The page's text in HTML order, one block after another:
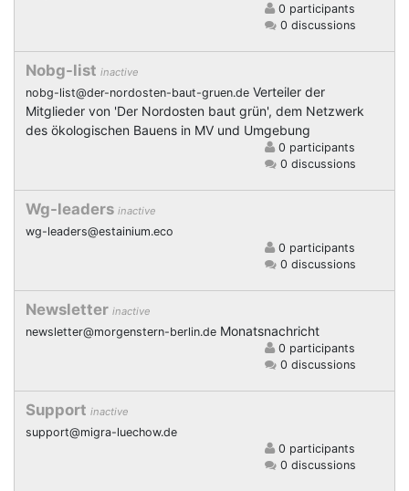
0 participants
0 discussions
Nobg-list inactive
nobg-list@der-nordosten-baut-gruen.de Verteiler der
Mitglieder von 'Der Nordosten baut grün', dem Netzwerk
des ökologischen Bauens in MV und Umgebung
0 participants
0 discussions
Wg-leaders inactive
wg-leaders@estainium.eco
0 participants
0 discussions
Newsletter inactive
newsletter@morgenstern-berlin.de Monatsnachricht
0 participants
0 discussions
Support inactive
support@migra-luechow.de
0 participants
0 discussions